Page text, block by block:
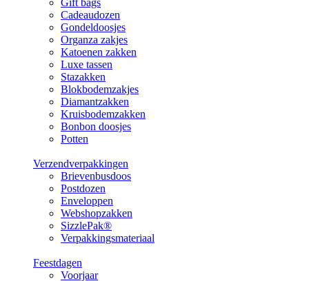
Gift bags
Cadeaudozen
Gondeldoosjes
Organza zakjes
Katoenen zakken
Luxe tassen
Stazakken
Blokbodemzakjes
Diamantzakken
Kruisbodemzakken
Bonbon doosjes
Potten
Verzendverpakkingen
Brievenbusdoos
Postdozen
Enveloppen
Webshopzakken
SizzlePak®
Verpakkingsmateriaal
Feestdagen
Voorjaar